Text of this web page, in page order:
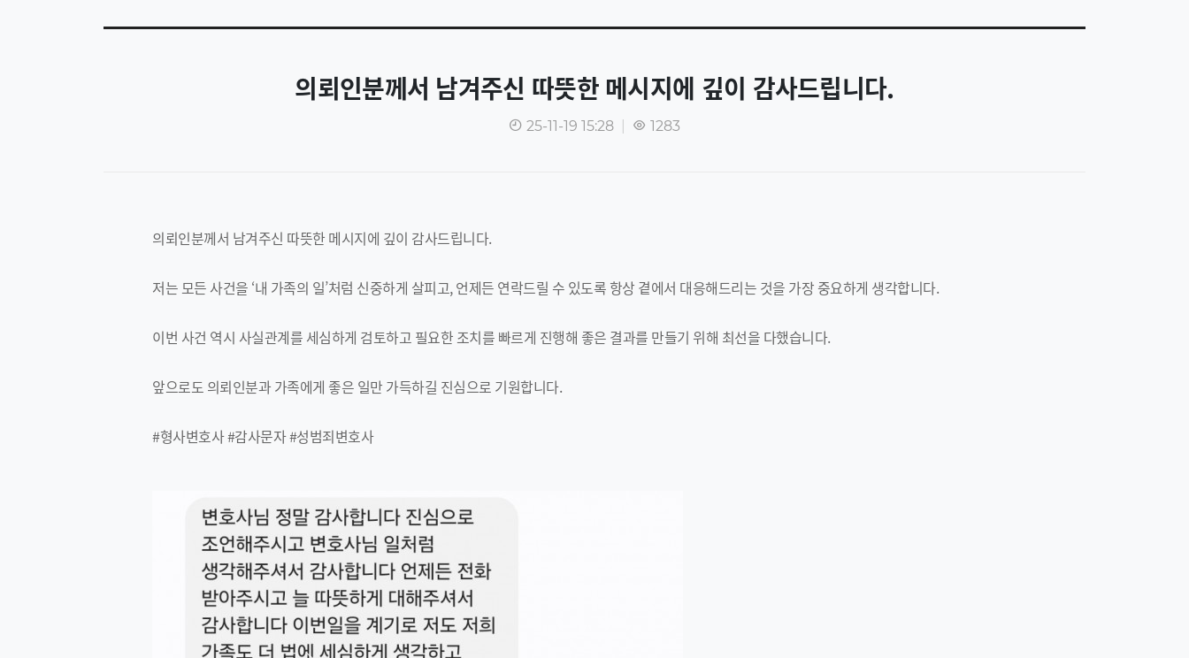
의뢰인분께서 남겨주신 따뜻한 메시지에 깊이 감사드립니다.
25-11-19 15:28 1283
의뢰인분께서 남겨주신 따뜻한 메시지에 깊이 감사드립니다.
저는 모든 사건을 ‘내 가족의 일’처럼 신중하게 살피고, 언제든 연락드릴 수 있도록 항상 곁에서 대응해드리는 것을 가장 중요하게 생각합니다.
이번 사건 역시 사실관계를 세심하게 검토하고 필요한 조치를 빠르게 진행해 좋은 결과를 만들기 위해 최선을 다했습니다.
앞으로도 의뢰인분과 가족에게 좋은 일만 가득하길 진심으로 기원합니다.
#형사변호사 #감사문자 #성범죄변호사